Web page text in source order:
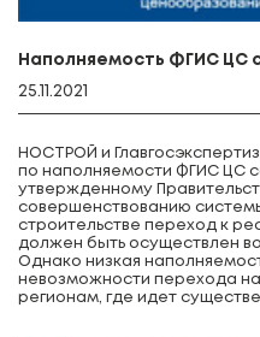
Наполняемость ФГИС ЦС
25.11.2021
НОСТРОЙ и
по наполняемости ФГИС ЦС
утвержденному
совершенствованию
строительстве переход к
должен быть осуществлен
Однако низкая
невозможности перехода
регионам, где идет